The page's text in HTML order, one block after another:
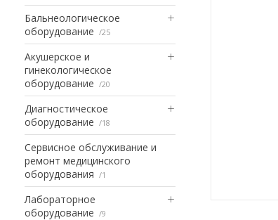
Бальнеологическое
оборудование
25
Акушерское и
гинекологическое
оборудование
20
Диагностическое
оборудование
18
Сервисное обслуживание и
ремонт медицинского
оборудования
1
Лабораторное
оборудование
9